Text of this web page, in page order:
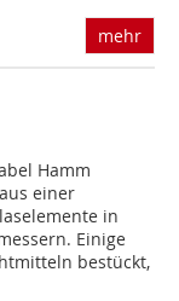
mehr
Hamm
einer
in
Einige
bestückt,